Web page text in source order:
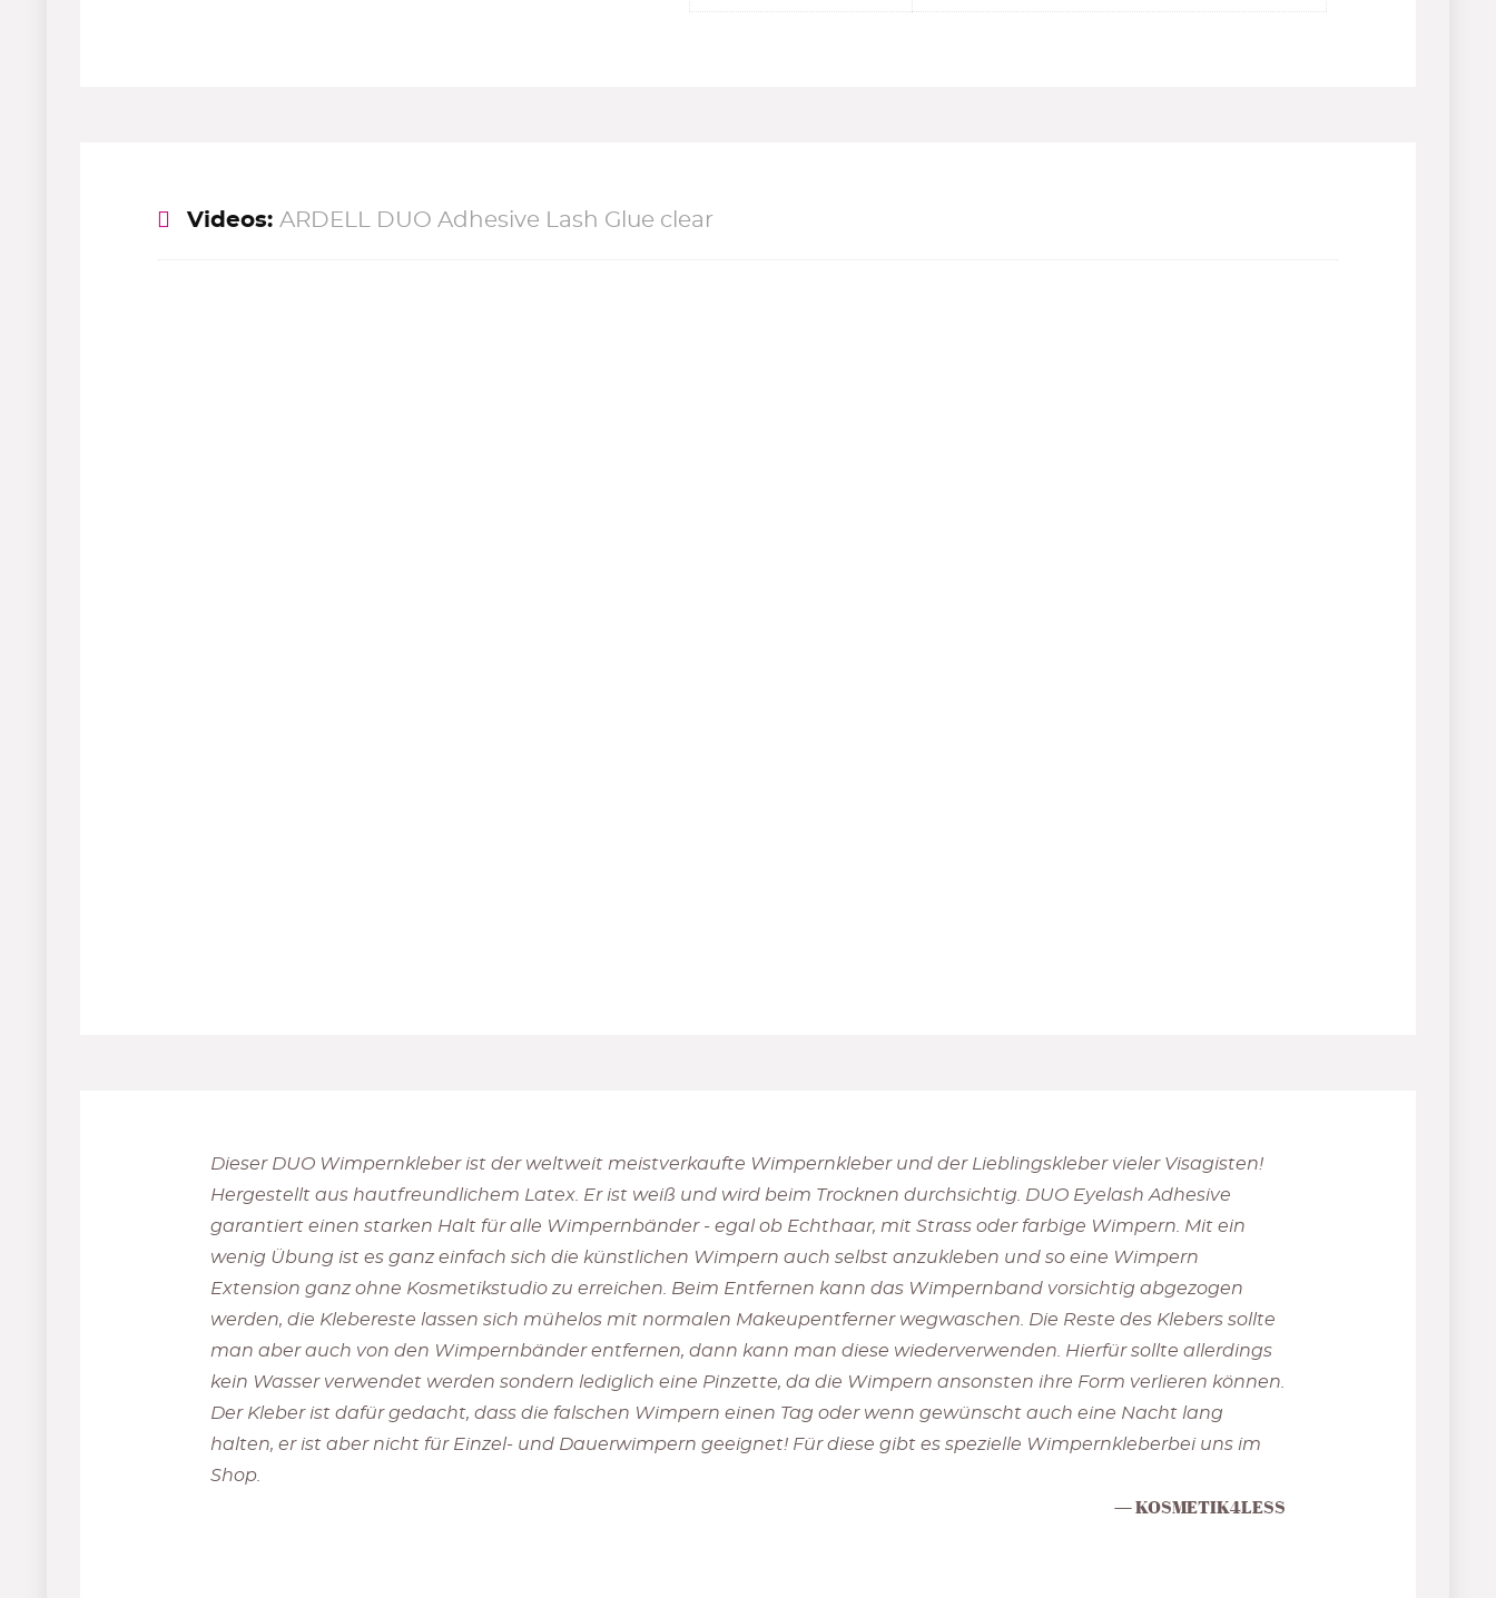
Videos:ARDELL DUO Adhesive Lash Glue clear
Dieser DUO Wimpernkleber ist der weltweit meistverkaufte Wimpernkleber und der Lieblingskleber vieler Visagisten!
Hergestellt aus hautfreundlichem Latex. Er ist weiß und wird beim Trocknen durchsichtig. DUO Eyelash Adhesive
garantiert einen starken Halt für alle Wimpernbänder - egal ob Echthaar, mit Strass oder farbige Wimpern. Mit ein
wenig Übung ist es ganz einfach sich die künstlichen Wimpern auch selbst anzukleben und so eine Wimpern
Extension ganz ohne Kosmetikstudio zu erreichen. Beim Entfernen kann das Wimpernband vorsichtig abgezogen
werden, die Klebereste lassen sich mühelos mit normalen Makeupentferner wegwaschen. Die Reste des Klebers sollte
man aber auch von den Wimpernbänder entfernen, dann kann man diese wiederverwenden. Hierfür sollte allerdings
kein Wasser verwendet werden sondern lediglich eine Pinzette, da die Wimpern ansonsten ihre Form verlieren können.
Der Kleber ist dafür gedacht, dass die falschen Wimpern einen Tag oder wenn gewünscht auch eine Nacht lang
halten, er ist aber nicht für Einzel- und Dauerwimpern geeignet! Für diese gibt es spezielle Wimpernkleberbei uns im
Shop.
KOSMETIK4LESS